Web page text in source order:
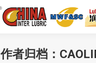
作者归档：